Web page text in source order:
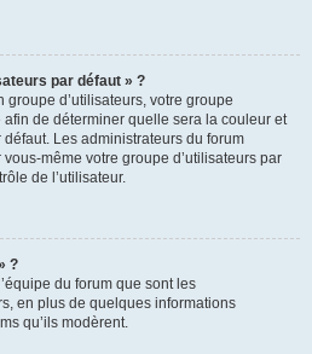
par défaut » ?
groupe d’utilisateurs, votre groupe
afin de déterminer quelle sera la couleur et
Les administrateurs du forum
même votre groupe d’utilisateurs par
de l’utilisateur.
?
du forum que sont les
en plus de quelques informations
qu’ils modèrent.